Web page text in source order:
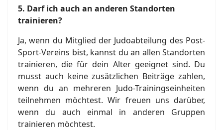
5. Darf ich auch an anderen Standorten
trainieren?
Ja, wenn du Mitglied der Judoabteilung des Post-
Sport-Vereins bist, kannst du an allen Standorten
trainieren, die für dein Alter geeignet sind. Du
musst auch keine zusätzlichen Beiträge zahlen,
wenn du an mehreren Judo-Trainingseinheiten
teilnehmen möchtest. Wir freuen uns darüber,
wenn du auch einmal in anderen Gruppen
trainieren möchtest.